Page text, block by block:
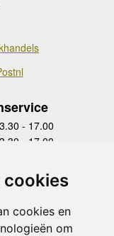
cookies
cookies en
om
- 17.00
- 17.00
- 17.00
- 17.00